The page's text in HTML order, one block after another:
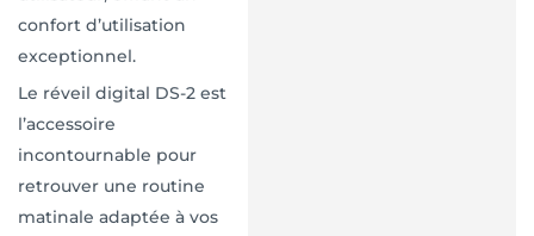
confort d’utilisation
exceptionnel.
Le réveil digital DS-2 est
l’accessoire
incontournable pour
retrouver une routine
matinale adaptée à vos